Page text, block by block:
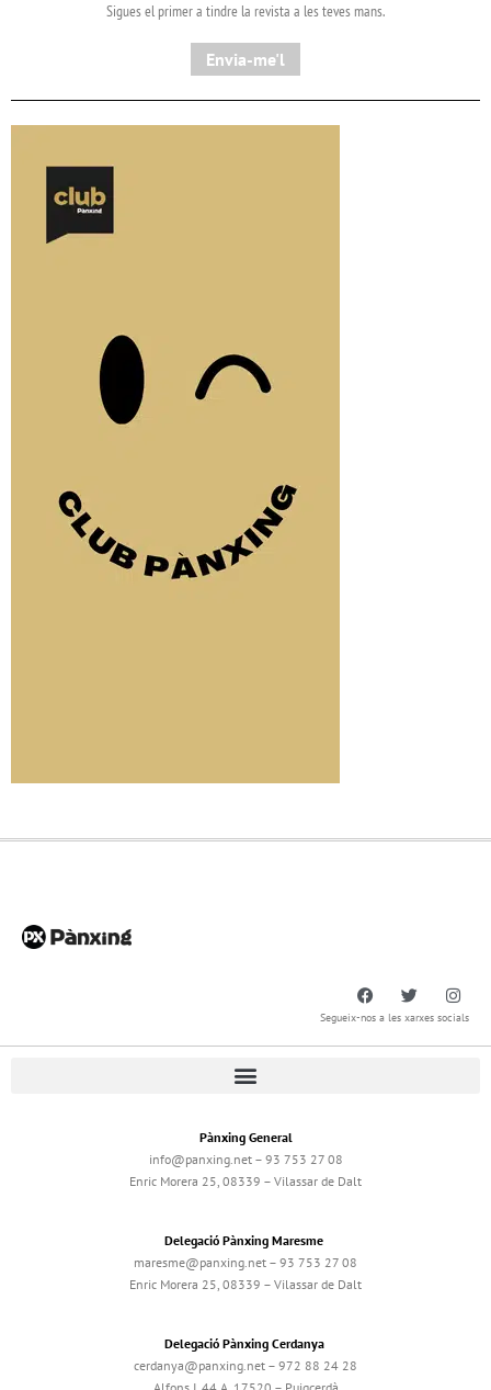
Sigues el primer a tindre la revista a les teves mans.
Envia-me'l
Segueix-nos a les xarxes socials
Pànxing General
info@panxing.net – 93 753 27 08
Enric Morera 25, 08339 – Vilassar de Dalt
Delegació Pànxing Maresme
maresme@panxing.net – 93 753 27 08
Enric Morera 25, 08339 – Vilassar de Dalt
Delegació Pànxing Cerdanya
cerdanya@panxing.net – 972 88 24 28